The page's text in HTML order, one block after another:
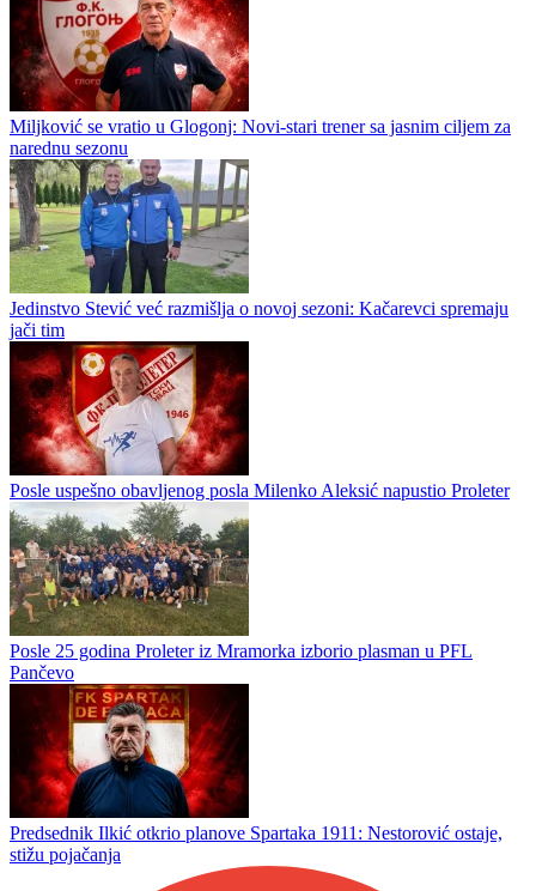
Miljković se vratio u Glogonj: Novi-stari trener sa jasnim ciljem za
narednu sezonu
Jedinstvo Stević već razmišlja o novoj sezoni: Kačarevci spremaju
jači tim
Posle uspešno obavljenog posla Milenko Aleksić napustio Proleter
Posle 25 godina Proleter iz Mramorka izborio plasman u PFL
Pančevo
Predsednik Ilkić otkrio planove Spartaka 1911: Nestorović ostaje,
stižu pojačanja